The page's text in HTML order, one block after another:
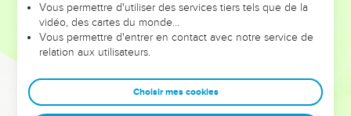
et les saisons difficiles qu'ils ont traversés, alors même que ce
sont elles qui les ont façonnés.
Dans cette conférence, leaders, entrepreneurs, et responsables
clés pour avancer avec plus de sagesse afin que leurs erreurs
deviennent vos tremplins. Que vous guidiez un ministère, une
Vous permettre d'utiliser des services tiers tels que de la
vidéo, des cartes du monde…
Vous permettre d'entrer en contact avec notre service de
relation aux utilisateurs.
Choisir mes cookies